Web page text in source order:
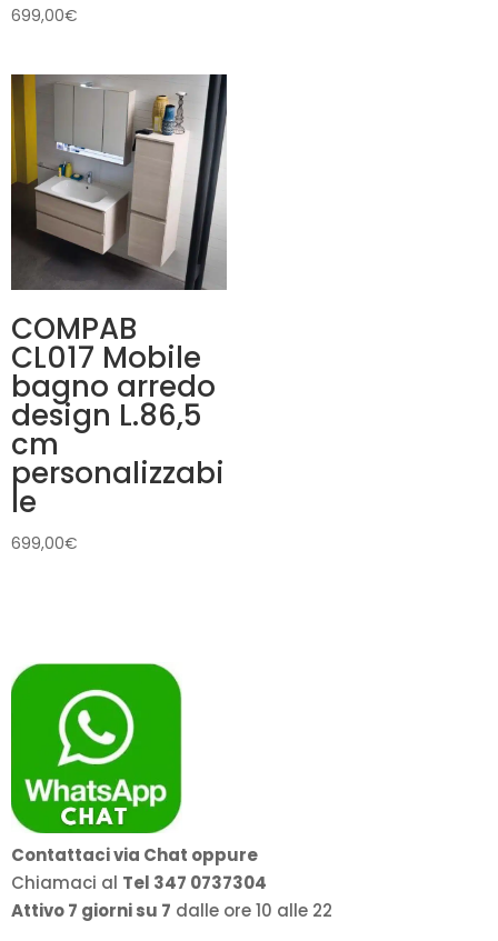
699,00€
COMPAB
CL017 Mobile
bagno arredo
design L.86,5
cm
personalizzabi
le
699,00€
Contattaci via Chat oppure
Chiamaci al Tel 347 0737304
Attivo 7 giorni su 7 dalle ore 10 alle 22